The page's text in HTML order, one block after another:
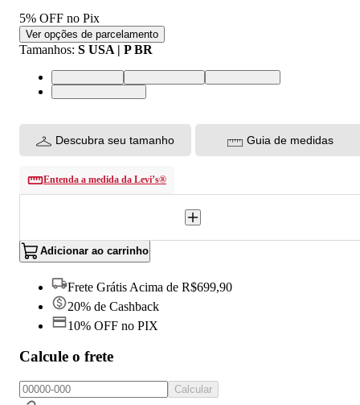
5% OFF no Pix
Ver opções de parcelamento
Tamanhos: S USA | P BR
S USA | P BRM USA | M BRL USA | G BR
XL USA | GG BR
Descubra seu tamanho Guia de medidas
Entenda a medida da Levi’s®
Adicionar ao carrinho
Frete Grátis Acima de R$699,90
20% de Cashback
10% OFF no PIX
Calcule o frete
Calcular